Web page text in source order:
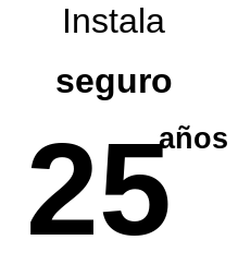
Instala
seguro
25años